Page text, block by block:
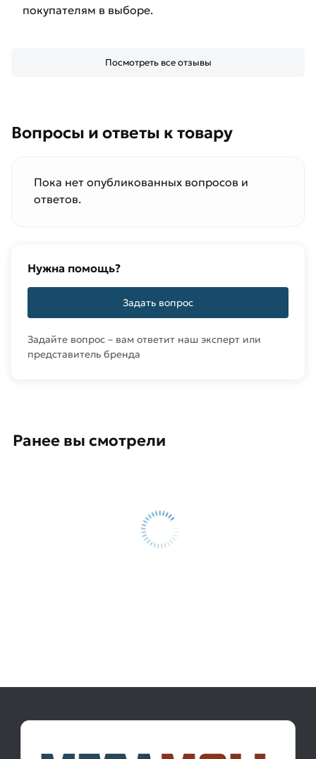
покупателям в выборе.
Посмотреть все отзывы
Вопросы и ответы к товару
Пока нет опубликованных вопросов и
ответов.
Нужна помощь?
Задать вопрос
Задайте вопрос – вам ответит наш эксперт или
представитель бренда
Ранее вы смотрели